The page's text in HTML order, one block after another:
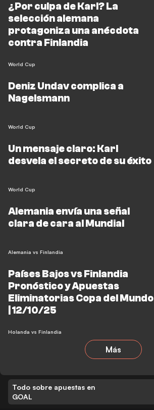
¿Por culpa de Karl? La
selección alemana
protagoniza una anécdota
contra Finlandia
World Cup
Deniz Undav complica a
Nagelsmann
World Cup
Un mensaje claro: Karl
desvela el secreto de su éxito
World Cup
Alemania envía una señal
clara de cara al Mundial
Alemania vs Finlandia
Países Bajos vs Finlandia
Pronóstico y Apuestas
Eliminatorias Copa del Mundo
| 12/10/25
Holanda vs Finlandia
Más
Todo sobre apuestas en
GOAL